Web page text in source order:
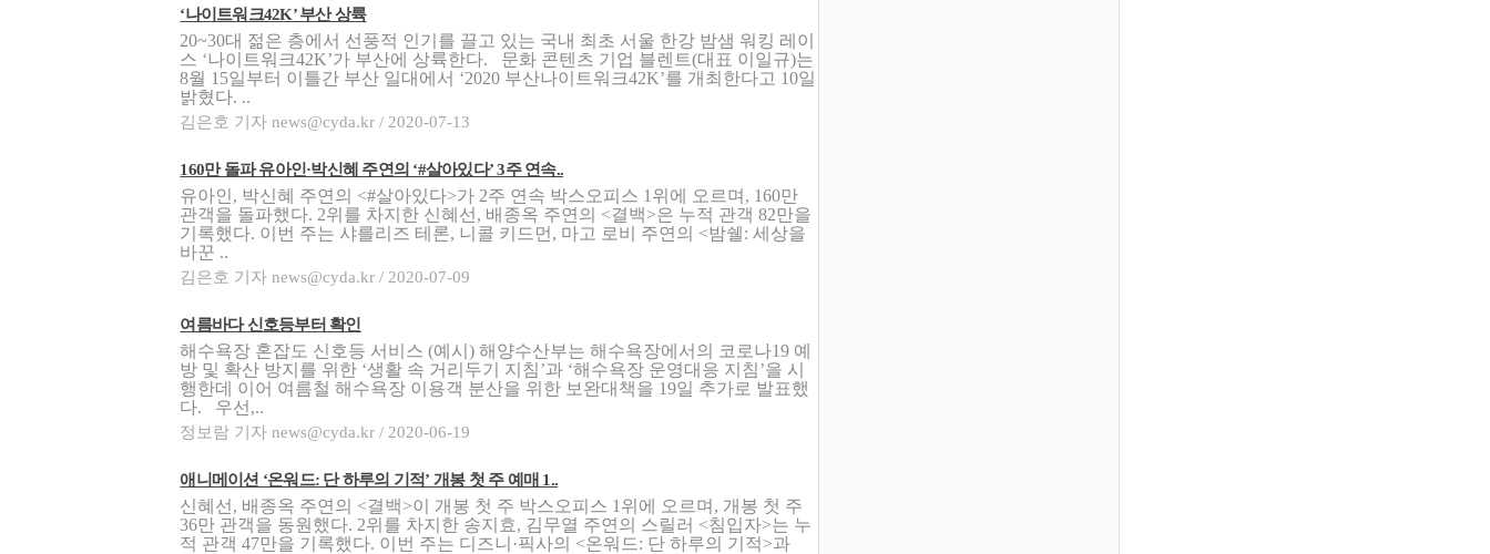
‘나이트워크42K’ 부산 상륙
20~30대 젊은 층에서 선풍적 인기를 끌고 있는 국내 최초 서울 한강 밤샘 워킹 레이
스 ‘나이트워크42K’가 부산에 상륙한다. 문화 콘텐츠 기업 블렌트(대표 이일규)는
8월 15일부터 이틀간 부산 일대에서 ‘2020 부산나이트워크42K’를 개최한다고 10일
밝혔다. ..
김은호 기자 news@cyda.kr / 2020-07-13
160만 돌파 유아인·박신혜 주연의 ‘#살아있다’ 3주 연속..
유아인, 박신혜 주연의 <#살아있다>가 2주 연속 박스오피스 1위에 오르며, 160만
관객을 돌파했다. 2위를 차지한 신혜선, 배종옥 주연의 <결백>은 누적 관객 82만을
기록했다. 이번 주는 샤를리즈 테론, 니콜 키드먼, 마고 로비 주연의 <밤쉘: 세상을
바꾼 ..
김은호 기자 news@cyda.kr / 2020-07-09
여름바다 신호등부터 확인
해수욕장 혼잡도 신호등 서비스 (예시) 해양수산부는 해수욕장에서의 코로나19 예
방 및 확산 방지를 위한 ‘생활 속 거리두기 지침’과 ‘해수욕장 운영대응 지침’을 시
행한데 이어 여름철 해수욕장 이용객 분산을 위한 보완대책을 19일 추가로 발표했
다. 우선,..
정보람 기자 news@cyda.kr / 2020-06-19
애니메이션 ‘온워드: 단 하루의 기적’ 개봉 첫 주 예매 1..
신혜선, 배종옥 주연의 <결백>이 개봉 첫 주 박스오피스 1위에 오르며, 개봉 첫 주
36만 관객을 동원했다. 2위를 차지한 송지효, 김무열 주연의 스릴러 <침입자>는 누
적 관객 47만을 기록했다. 이번 주는 디즈니·픽사의 <온워드: 단 하루의 기적>과